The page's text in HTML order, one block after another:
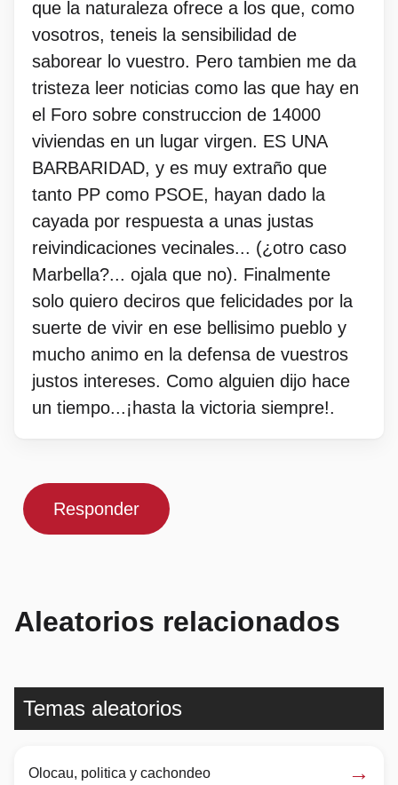
que la naturaleza ofrece a los que, como
vosotros, teneis la sensibilidad de
saborear lo vuestro. Pero tambien me da
tristeza leer noticias como las que hay en
el Foro sobre construccion de 14000
viviendas en un lugar virgen. ES UNA
BARBARIDAD, y es muy extraño que
tanto PP como PSOE, hayan dado la
cayada por respuesta a unas justas
reivindicaciones vecinales... (¿otro caso
Marbella?... ojala que no). Finalmente
solo quiero deciros que felicidades por la
suerte de vivir en ese bellisimo pueblo y
mucho animo en la defensa de vuestros
justos intereses. Como alguien dijo hace
un tiempo...¡hasta la victoria siempre!.
Responder
Aleatorios relacionados
Temas aleatorios
Olocau, politica y cachondeo →